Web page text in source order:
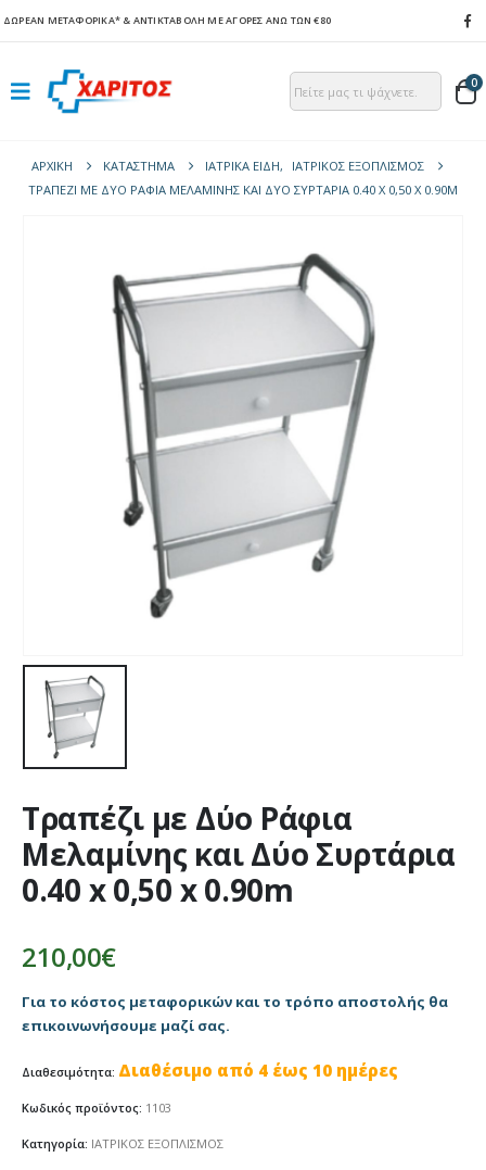
ΔΩΡΕΑΝ ΜΕΤΑΦΟΡΙΚΑ* & ΑΝΤΙΚΤΑΒΟΛΗ ΜΕ ΑΓΟΡΕΣ ΑΝΩ ΤΩΝ €80
0
ΑΡΧΙΚΉ ΚΑΤΆΣΤΗΜΑ ΙΑΤΡΙΚΑ ΕΙΔΗ,
ΙΑΤΡΙΚΟΣ ΕΞΟΠΛΙΣΜΟΣ
ΤΡΑΠΈΖΙ ΜΕ ΔΎΟ ΡΆΦΙΑ ΜΕΛΑΜΊΝΗΣ ΚΑΙ ΔΎΟ ΣΥΡΤΆΡΙΑ 0.40 X 0,50 X 0.90M
Τραπέζι με Δύο Ράφια
Μελαμίνης και Δύο Συρτάρια
0.40 x 0,50 x 0.90m
210,00€
Για το κόστος μεταφορικών και το τρόπο αποστολής θα
επικοινωνήσουμε μαζί σας.
Διαθεσιμότητα: Διαθέσιμο από 4 έως 10 ημέρες
Κωδικός προϊόντος: 1103
Κατηγορία: ΙΑΤΡΙΚΟΣ ΕΞΟΠΛΙΣΜΟΣ